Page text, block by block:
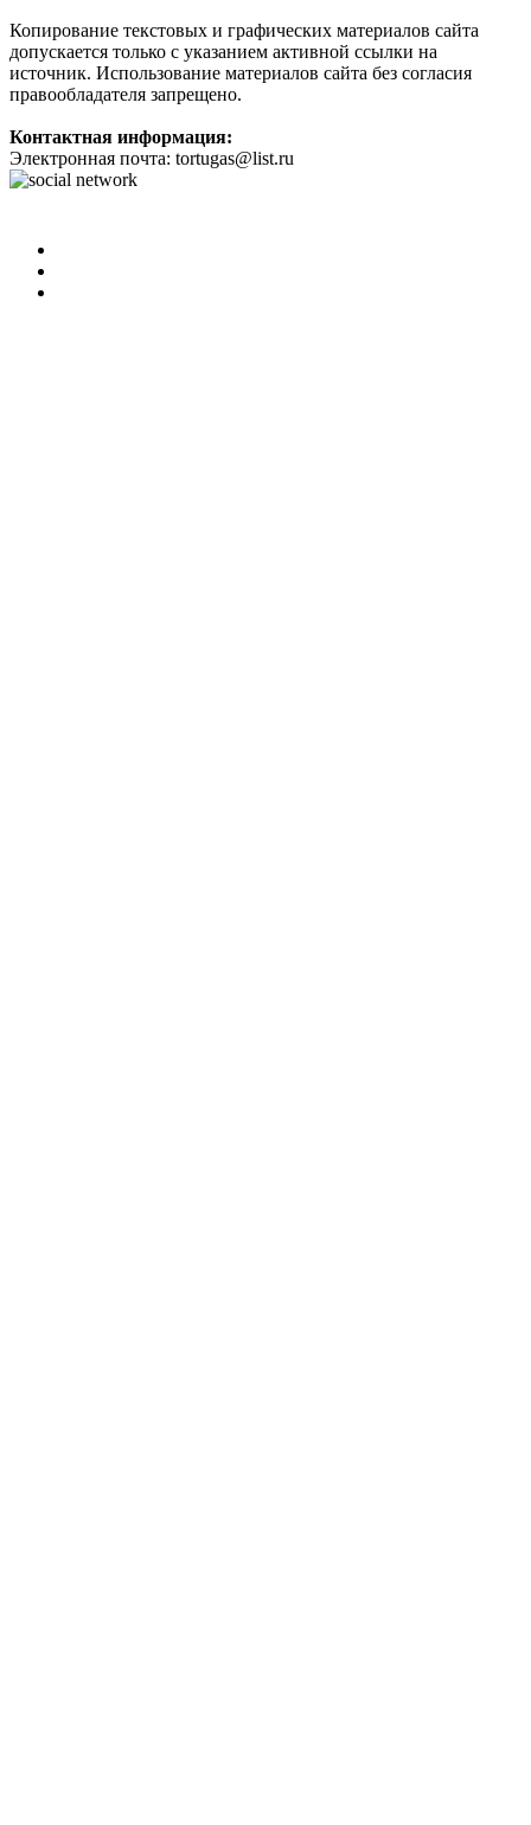
Копирование текстовых и графических материалов сайта
допускается только с указанием активной ссылки на
источник. Использование материалов сайта без согласия
правообладателя запрещено.
Контактная информация:
Электронная почта: tortugas@list.ru